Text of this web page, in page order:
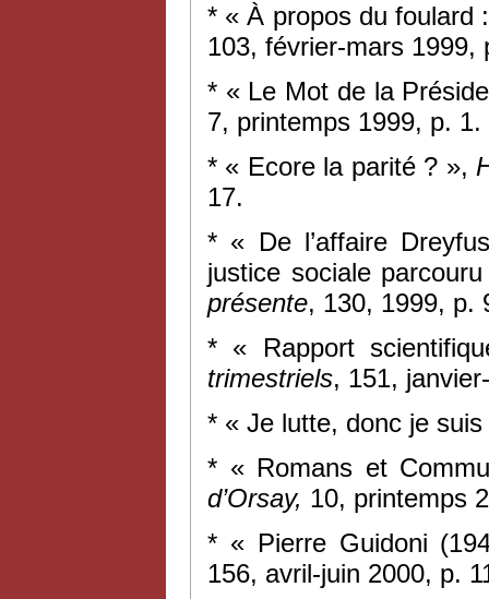
* « À propos du
103, février-mars 1999,
* « Le Mot de la
7, printemps 1999, p. 1.
* « Ecore la parité ? »,
17.
* « De l’affaire
justice sociale
présente, 130, 1999, p.
* « Rapport
trimestriels, 151,
* « Je lutte, donc je
* « Romans et
d’Orsay, 10, printemps
* « Pierre Guidoni
156, avril-juin 2000, p.